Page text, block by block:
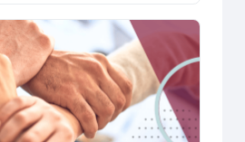
време во различните чекори
на проверка на факти.
доверба со нова и тешко достапна